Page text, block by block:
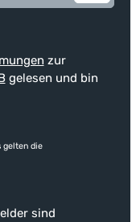
zur
gelesen und bin
gelten die
sind